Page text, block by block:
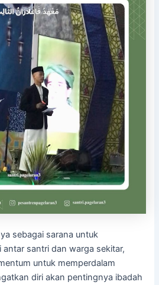
sebagai sarana untuk
antar santri dan warga sekitar,
untuk memperdalam
diri akan pentingnya ibadah